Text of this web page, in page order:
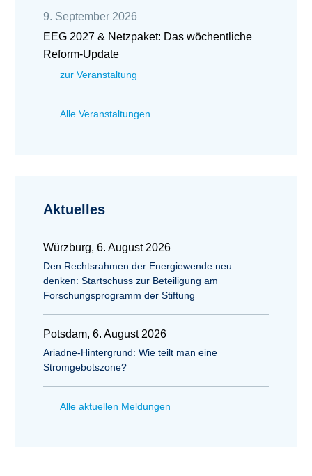
9. September 2026
EEG 2027 & Netzpaket: Das wöchentliche
Reform-Update
zur Veranstaltung
Alle Veranstaltungen
Aktuelles
Würzburg, 6. August 2026
Den Rechtsrahmen der Energiewende neu
denken: Startschuss zur Beteiligung am
Forschungsprogramm der Stiftung
Potsdam, 6. August 2026
Ariadne-Hintergrund: Wie teilt man eine
Stromgebotszone?
Alle aktuellen Meldungen